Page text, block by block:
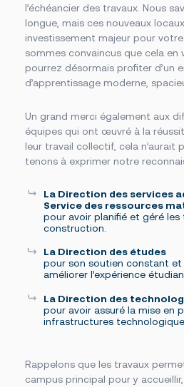
Calendriers scolaires
Des questions?
l’échéancier des travaux. Nous
longue, mais ces nouveaux
investissement majeur pour
sommes convaincus que cela en
pourrez désormais profiter d’un
d’apprentissage moderne,
Un grand merci également aux
équipes qui ont œuvré à la
leur travail collectif, cela n’aurait
tenons à exprimer notre
La Direction des services
Service des ressources
pour avoir planifié et géré les
construction.
La Direction des études
pour son soutien constant
améliorer l’expérience
La Direction des
pour avoir assuré la mise en
infrastructures
Rappelons que les travaux
campus principal pour y